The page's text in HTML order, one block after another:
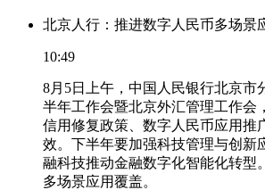
北京人行：推进数字人民币多场景
10:49
8月5日上午，中国人民银行北京市
半年工作会暨北京外汇管理工作会
信用修复政策、数字人民币应用推
效。下半年要加强科技管理与创新
融科技推动金融数字化智能化转型
多场景应用覆盖。